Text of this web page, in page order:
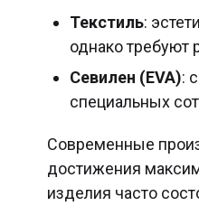
Текстиль:
однако требуют
Севилен (EVA):
специальных
Современные
достижения
изделия часто